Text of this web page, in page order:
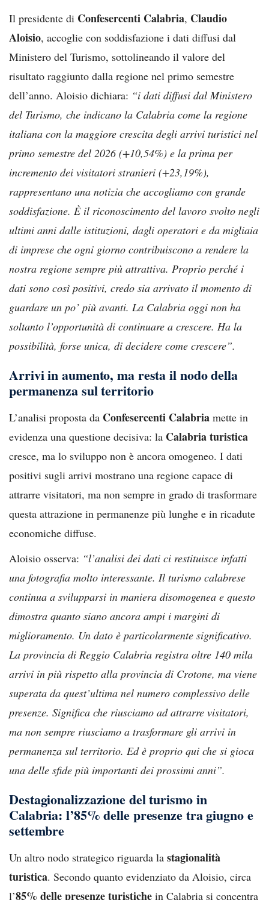
Il presidente di Confesercenti Calabria, Claudio
Aloisio, accoglie con soddisfazione i dati diffusi dal
Ministero del Turismo, sottolineando il valore del
risultato raggiunto dalla regione nel primo semestre
dell’anno. Aloisio dichiara: “i dati diffusi dal Ministero
del Turismo, che indicano la Calabria come la regione
italiana con la maggiore crescita degli arrivi turistici nel
primo semestre del 2026 (+10,54%) e la prima per
incremento dei visitatori stranieri (+23,19%),
rappresentano una notizia che accogliamo con grande
soddisfazione. È il riconoscimento del lavoro svolto negli
ultimi anni dalle istituzioni, dagli operatori e da migliaia
di imprese che ogni giorno contribuiscono a rendere la
nostra regione sempre più attrattiva. Proprio perché i
dati sono così positivi, credo sia arrivato il momento di
guardare un po’ più avanti. La Calabria oggi non ha
soltanto l’opportunità di continuare a crescere. Ha la
possibilità, forse unica, di decidere come crescere”.
Arrivi in aumento, ma resta il nodo della
permanenza sul territorio
L’analisi proposta da Confesercenti Calabria mette in
evidenza una questione decisiva: la Calabria turistica
cresce, ma lo sviluppo non è ancora omogeneo. I dati
positivi sugli arrivi mostrano una regione capace di
attrarre visitatori, ma non sempre in grado di trasformare
questa attrazione in permanenze più lunghe e in ricadute
economiche diffuse.
Aloisio osserva: “l’analisi dei dati ci restituisce infatti
una fotografia molto interessante. Il turismo calabrese
continua a svilupparsi in maniera disomogenea e questo
dimostra quanto siano ancora ampi i margini di
miglioramento. Un dato è particolarmente significativo.
La provincia di Reggio Calabria registra oltre 140 mila
arrivi in più rispetto alla provincia di Crotone, ma viene
superata da quest’ultima nel numero complessivo delle
presenze. Significa che riusciamo ad attrarre visitatori,
ma non sempre riusciamo a trasformare gli arrivi in
permanenza sul territorio. Ed è proprio qui che si gioca
una delle sfide più importanti dei prossimi anni”.
Destagionalizzazione del turismo in
Calabria: l’85% delle presenze tra giugno e
settembre
Un altro nodo strategico riguarda la stagionalità
turistica. Secondo quanto evidenziato da Aloisio, circa
l’85% delle presenze turistiche in Calabria si concentra